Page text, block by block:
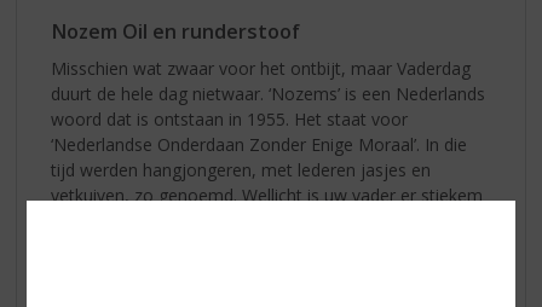
Nozem Oil en runderstoof
Misschien wat zwaar voor het ontbijt, maar Vaderdag
duurt de hele dag nietwaar. ‘Nozems’ is een Nederlands
woord dat is ontstaan in 1955. Het staat voor
‘Nederlandse Onderdaan Zonder Enige Moraal’. In die
tijd werden hangjongeren, met lederen jasjes en
vetkuiven, zo genoemd. Wellicht is uw vader er stiekem